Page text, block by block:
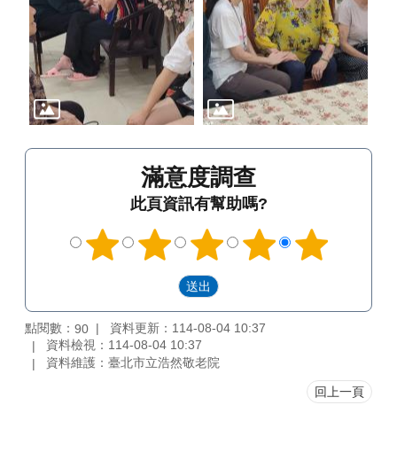
滿意度調查
此頁資訊有幫助嗎?
點閱數： 90
資料更新：114-08-04 10:37
資料檢視：114-08-04 10:37
資料維護：臺北市立浩然敬老院
回上一頁